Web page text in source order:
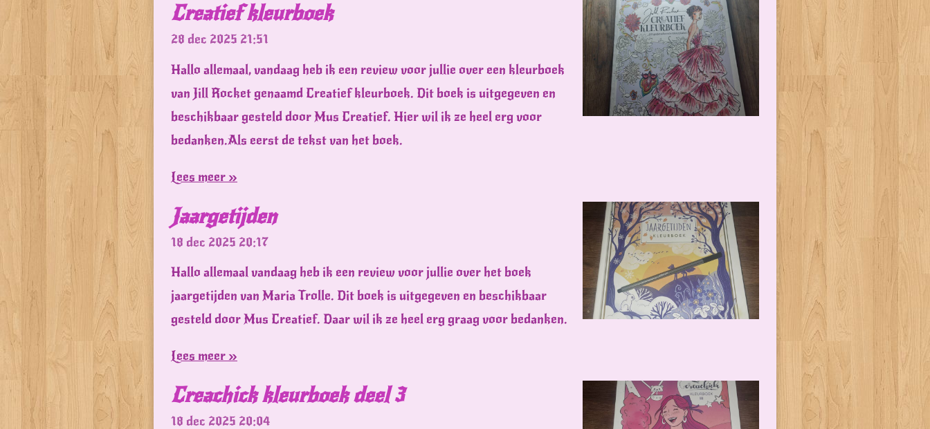
Creatief kleurboek
28 dec 2025 21:51
Hallo allemaal, vandaag heb ik een review voor jullie over een kleurboek
van Jill Rocket genaamd Creatief kleurboek. Dit boek is uitgegeven en
beschikbaar gesteld door Mus Creatief. Hier wil ik ze heel erg voor
bedanken.Als eerst de tekst van het boek.
Lees meer »
Jaargetijden
18 dec 2025 20:17
Hallo allemaal vandaag heb ik een review voor jullie over het boek
jaargetijden van Maria Trolle. Dit boek is uitgegeven en beschikbaar
gesteld door Mus Creatief. Daar wil ik ze heel erg graag voor bedanken.
Lees meer »
Creachick kleurboek deel 3
18 dec 2025 20:04